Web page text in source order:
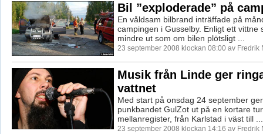
Bil ”exploderade” på
En våldsam bilbrand inträffade på
campingen i Gusselby. Enligt ett vittne
mindre ut som om bilen plötsligt ...
23 september 2008 klockan 08:00 av Fredrik
Musik från Linde ger
vattnet
Med start på onsdag 24 september
punkbandet GulZot ut på en kortare
mellanregister, från Karlstad i väst till ...
23 september 2008 klockan 14:16 av Fredrik